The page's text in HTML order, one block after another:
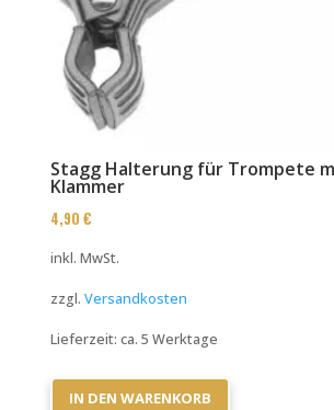
Stagg Halterung für Trompete
Klammer
4,90€
inkl. MwSt.
zzgl.Versandkosten
Lieferzeit:ca. 5 Werktage
IN DEN WARENKORB